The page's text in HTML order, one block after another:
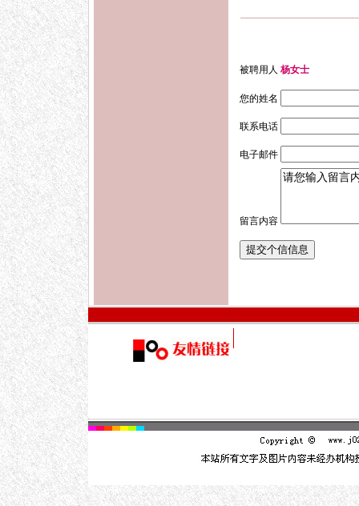
被聘用人 杨女士
您的姓名
联系电话
电子邮件
留言内容